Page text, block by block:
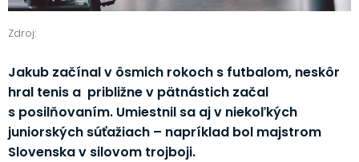
Zdroj:
Jakub začínal v ôsmich rokoch s futbalom, neskôr
hral tenis a približne v pätnástich začal
s posilňovaním. Umiestnil sa aj v niekoľkých
juniorských súťažiach – napríklad bol majstrom
Slovenska v silovom trojboji.